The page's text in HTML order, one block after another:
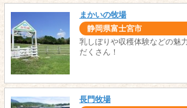
まかいの牧場
静岡県富士宮市
乳しぼりや収穫体験などの魅
だくさん！
長門牧場